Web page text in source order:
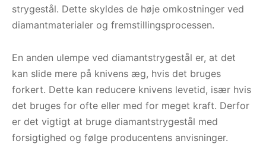
strygestål. Dette skyldes de høje omkostninger ved
diamantmaterialer og fremstillingsprocessen.
En anden ulempe ved diamantstrygestål er, at det
kan slide mere på knivens æg, hvis det bruges
forkert. Dette kan reducere knivens levetid, især hvis
det bruges for ofte eller med for meget kraft. Derfor
er det vigtigt at bruge diamantstrygestål med
forsigtighed og følge producentens anvisninger.